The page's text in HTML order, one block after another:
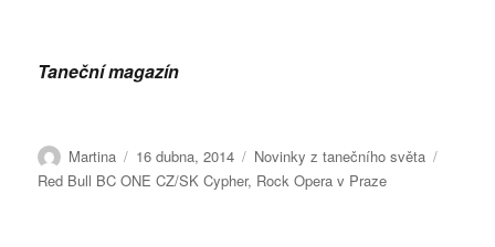
Taneční magazín
Autor:
Martina Publikováno:
16 dubna, 2014 Rubriky:
Novinky z tanečního světa
Red Bull BC ONE CZ/SK Cypher, Rock Opera v Praze